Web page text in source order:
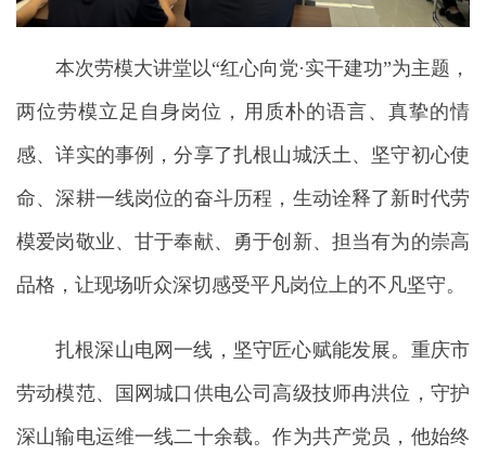
本次劳模大讲堂以“红心向党·实干建功”为主题，
两位劳模立足自身岗位，用质朴的语言、真挚的情
感、详实的事例，分享了扎根山城沃土、坚守初心使
命、深耕一线岗位的奋斗历程，生动诠释了新时代劳
模爱岗敬业、甘于奉献、勇于创新、担当有为的崇高
品格，让现场听众深切感受平凡岗位上的不凡坚守。
扎根深山电网一线，坚守匠心赋能发展。重庆市
劳动模范、国网城口供电公司高级技师冉洪位，守护
深山输电运维一线二十余载。作为共产党员，他始终